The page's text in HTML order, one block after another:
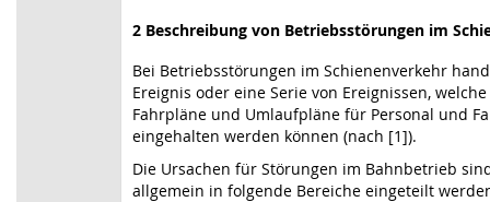
2 Beschreibung von Betriebsstörungen im
Bei Betriebsstörungen im Schienenverkehr
Ereignis oder eine Serie von Ereignissen,
Fahrpläne und Umlaufpläne für Personal und
eingehalten werden können (nach [1]).
Die Ursachen für Störungen im Bahnbetrieb
allgemein in folgende Bereiche eingeteilt